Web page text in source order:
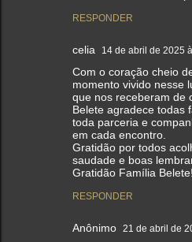
RESPONDER
celia 14 de abril de 2025
Com o coração cheio
momento vivido nesse
que nos receberam de
Belete agradece todas
toda parceria e
em cada encontro.
Gratidão por todos
saudade e boas
Gratidão Família
RESPONDER
Anônimo 21 de abril de